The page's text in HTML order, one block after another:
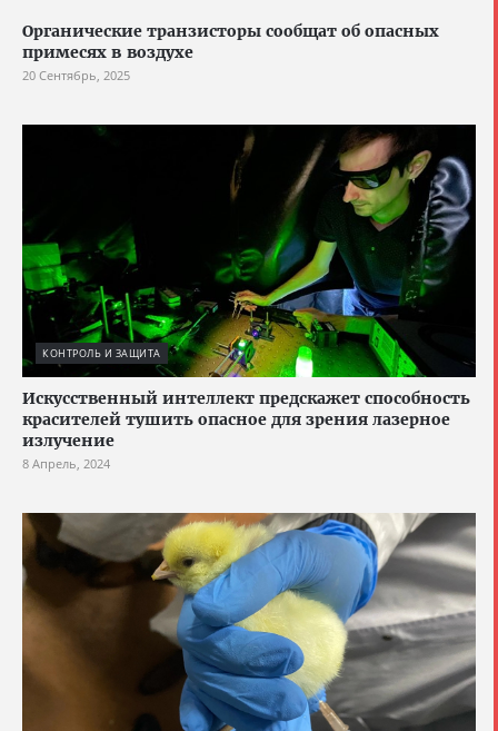
Органические транзисторы сообщат об опасных
примесях в воздухе
20 Сентябрь, 2025
КОНТРОЛЬ И ЗАЩИТА
Искусственный интеллект предскажет способность
красителей тушить опасное для зрения лазерное
излучение
8 Апрель, 2024